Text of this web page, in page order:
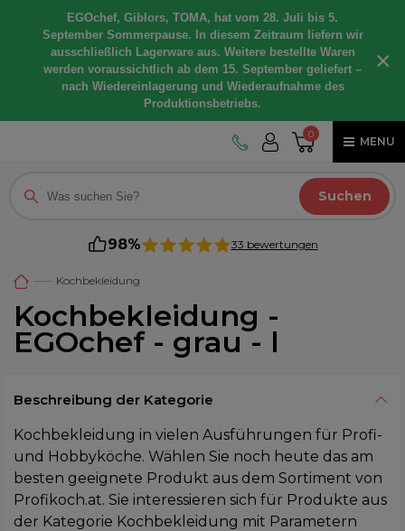
EGOchef, Giblors, TOMA, hat vom 28. Juli bis 5.
September Sommerpause. In diesem Zeitraum liefern wir
ausschließlich Lagerware aus. Weitere bestellte Waren
werden voraussichtlich ab dem 15. September geliefert –
nach Wiedereinlagerung und Wiederaufnahme des
Produktionsbetriebs.
×
0
MENU
Suchen
98% 33 bewertungen
Kochbekleidung
Kochbekleidung -
EGOchef - grau - l
Beschreibung der Kategorie
Kochbekleidung in vielen Ausführungen für Profi-
und Hobbyköche. Wählen Sie noch heute das am
besten geeignete Produkt aus dem Sortiment von
Profikoch.at. Sie interessieren sich für Produkte aus
der Kategorie Kochbekleidung mit Parametern